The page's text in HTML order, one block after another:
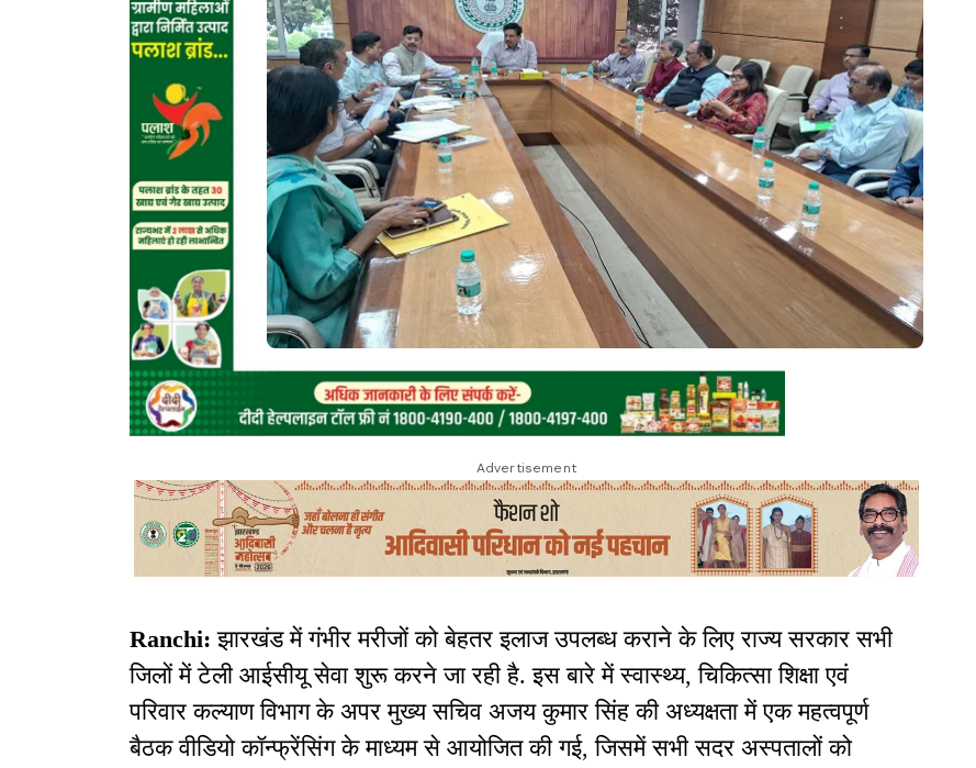
Advertisement
Ranchi: झारखंड में गंभीर मरीजों को बेहतर इलाज उपलब्ध कराने के लिए राज्य सरकार सभी
जिलों में टेली आईसीयू सेवा शुरू करने जा रही है. इस बारे में स्वास्थ्य, चिकित्सा शिक्षा एवं
परिवार कल्याण विभाग के अपर मुख्य सचिव अजय कुमार सिंह की अध्यक्षता में एक महत्वपूर्ण
बैठक वीडियो कॉन्फ्रेंसिंग के माध्यम से आयोजित की गई, जिसमें सभी सदर अस्पतालों को